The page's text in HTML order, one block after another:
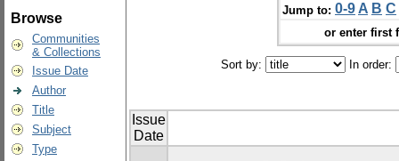
Browse
Communities
& Collections
Issue Date
Author
Title
Subject
Type
Jump to: 0-9 A B C
or enter first
Sort by: In order:
Issue
Date